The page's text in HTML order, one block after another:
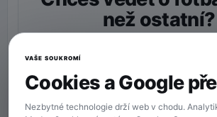
než ostatní?
Více zpráv
VAŠE SOUKROMÍ
Cookies a Google
Nezbytné technologie drží web v chodu.